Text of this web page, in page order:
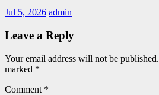
Jul 5, 2026 admin
Leave a Reply
Your email address will not be published.
marked *
Comment *